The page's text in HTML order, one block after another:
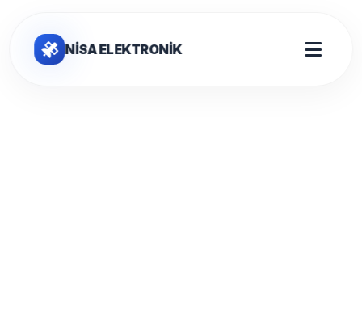
NİSA ELEKTRONİK